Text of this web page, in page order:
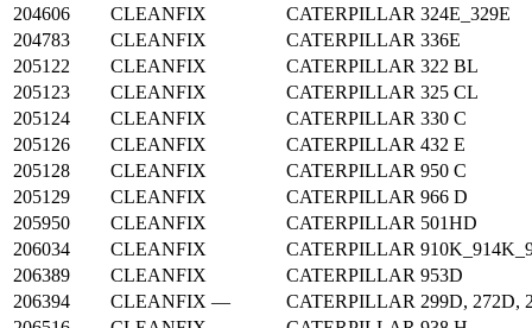
204606
CLEANFIX CATERPILLAR 324E_329E
204783
CLEANFIX CATERPILLAR 336E
205122
CLEANFIX CATERPILLAR 322 BL
205123
CLEANFIX CATERPILLAR 325 CL
205124
CLEANFIX CATERPILLAR 330 C
205126
CLEANFIX CATERPILLAR 432 E
205128
CLEANFIX CATERPILLAR 950 C
205129
CLEANFIX CATERPILLAR 966 D
205950
CLEANFIX CATERPILLAR 501HD
206034
CLEANFIX CATERPILLAR
206389
CLEANFIX CATERPILLAR 953D
206394
CLEANFIX — CATERPILLAR 299D, 272D,